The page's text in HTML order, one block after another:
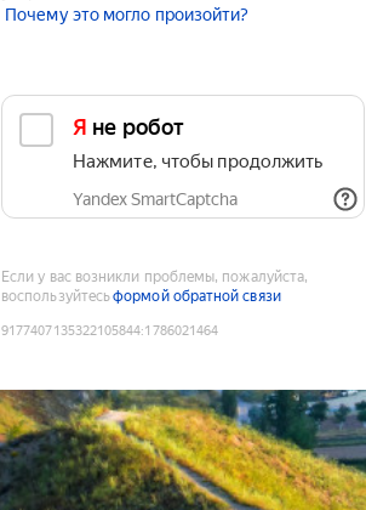
Почему это могло произойти?
Я не робот
Нажмите, чтобы продолжить
Yandex SmartCaptcha
Если у вас возникли проблемы, пожалуйста,
воспользуйтесьформой обратной связи
9177407135322105844:1786021464